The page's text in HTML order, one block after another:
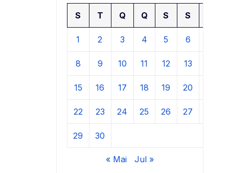
S T Q Q S S
1 2 3 4 5 6
8 9 10 11 12 13
15 16 17 18 19 20
22 23 24 25 26 27
29 30
« Mai Jul »